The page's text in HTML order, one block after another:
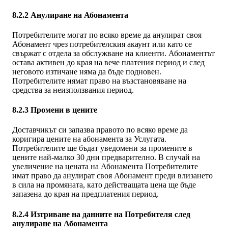
8.2.2 Анулиране на Абонамента
Потребителите могат по всяко време да анулират своя
Абонамент чрез потребителския акаунт или като се
свържат с отдела за обслужване на клиенти. Абонаментът
остава активен до края на вече платения период и след
неговото изтичане няма да бъде подновен.
Потребителите нямат право на възстановяване на
средства за неизползвания период.
8.2.3 Промени в цените
Доставчикът си запазва правото по всяко време да
коригира цените на абонамента за Услугата.
Потребителите ще бъдат уведомени за промените в
цените най-малко 30 дни предварително. В случай на
увеличение на цената на Абонамента Потребителите
имат право да анулират своя Абонамент преди влизането
в сила на промяната, като действащата цена ще бъде
запазена до края на предплатения период.
8.2.4 Изтриване на данните на Потребителя след
анулиране на Абонамента